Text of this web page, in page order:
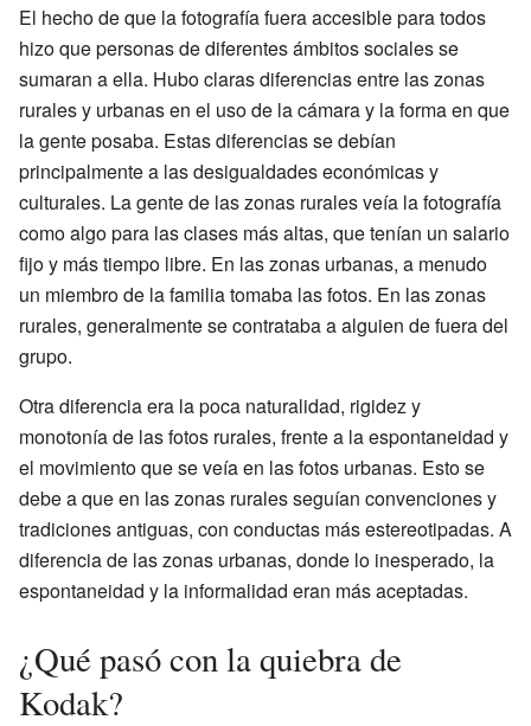
El hecho de que la fotografía fuera accesible para todos
hizo que personas de diferentes ámbitos sociales se
sumaran a ella. Hubo claras diferencias entre las zonas
rurales y urbanas en el uso de la cámara y la forma en que
la gente posaba. Estas diferencias se debían
principalmente a las desigualdades económicas y
culturales. La gente de las zonas rurales veía la fotografía
como algo para las clases más altas, que tenían un salario
fijo y más tiempo libre. En las zonas urbanas, a menudo
un miembro de la familia tomaba las fotos. En las zonas
rurales, generalmente se contrataba a alguien de fuera del
grupo.
Otra diferencia era la poca naturalidad, rigidez y
monotonía de las fotos rurales, frente a la espontaneidad y
el movimiento que se veía en las fotos urbanas. Esto se
debe a que en las zonas rurales seguían convenciones y
tradiciones antiguas, con conductas más estereotipadas. A
diferencia de las zonas urbanas, donde lo inesperado, la
espontaneidad y la informalidad eran más aceptadas.
¿Qué pasó con la quiebra de
Kodak?